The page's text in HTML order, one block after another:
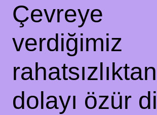
Çevreye
verdiğimiz
rahatsızlıktan
dolayı özür